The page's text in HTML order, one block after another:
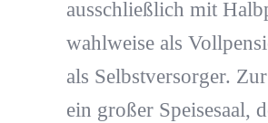
ausschließlich mit
wahlweise als
als Selbstversorger.
ein großer Speisesaal,